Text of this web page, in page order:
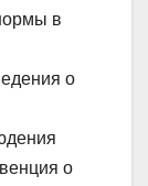
в
о
о